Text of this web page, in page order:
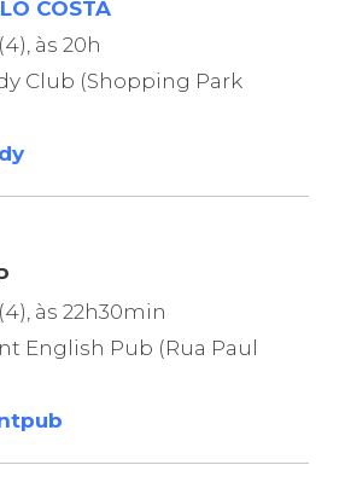
COSTA
às 20h
Club (Shopping Park
às 22h30min
English Pub (Rua Paul